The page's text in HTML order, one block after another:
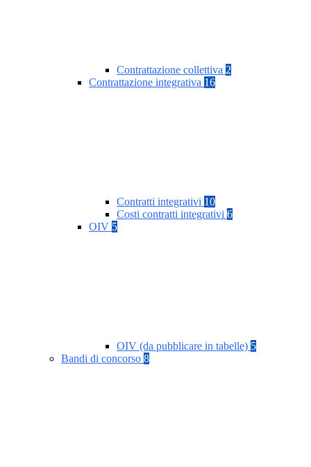
Contrattazione collettiva 2
Contrattazione integrativa 16
Contratti integrativi 10
Costi contratti integrativi 6
OIV 5
OIV (da pubblicare in tabelle) 5
Bandi di concorso 8